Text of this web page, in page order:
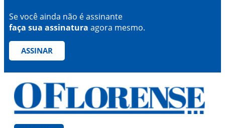
Se você ainda não é assinante
faça sua assinatura agora mesmo.
ASSINAR